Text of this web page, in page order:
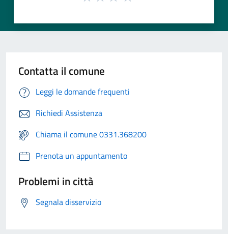
Contatta il comune
Leggi le domande frequenti
Richiedi Assistenza
Chiama il comune 0331.368200
Prenota un appuntamento
Problemi in città
Segnala disservizio